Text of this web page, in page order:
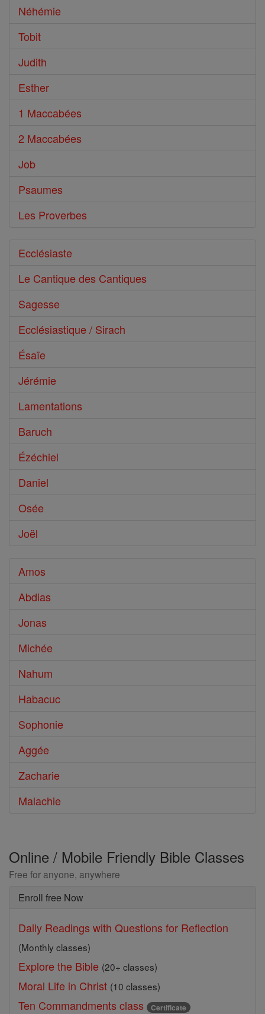
Néhémie
Tobit
Judith
Esther
1 Maccabées
2 Maccabées
Job
Psaumes
Les Proverbes
Ecclésiaste
Le Cantique des Cantiques
Sagesse
Ecclésiastique / Sirach
Ésaïe
Jérémie
Lamentations
Baruch
Ézéchiel
Daniel
Osée
Joël
Amos
Abdias
Jonas
Michée
Nahum
Habacuc
Sophonie
Aggée
Zacharie
Malachie
Online / Mobile Friendly Bible Classes
Free for anyone, anywhere
Enroll free Now
Daily Readings with Questions for Reflection
(Monthly classes)
Explore the Bible (20+ classes)
Moral Life in Christ (10 classes)
Ten Commandments class Certificate